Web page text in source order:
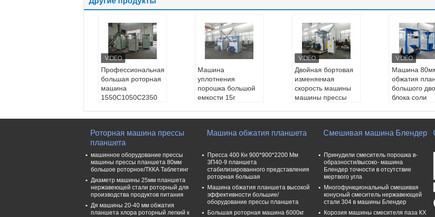
Профессиональная
большая роторная
машина
1550С1050С2350
иаметр:36мм
Стиль:
оторная пресса пл
аншета
Вес машины:6000
кг
Размер машины:
1550С1050С2350м
м
Машина
уплотнения
порошка большой
емкости 15г
иаметр:36мм
оторная пресса пл
аншета
вес машины:6000
размер машины:
1550X1050X2350m
Двойная бортовая
изменяемая
скорость машины
машины прессы
иаметр:36мм
оторная пресса пл
вес машины:6000
размер машины:
1550X1050X2350m
Машина
обжатия
большого
блока соли
Давление:
есса
Емкость:
h
Роторная машина прессы
планшета
машинное оборудование прессы
машины прессы планшета 80мм
большое роторное/ТККА Таблетинг
Диаметр машины 25мм планшета
нержавеющей стали роторный для
производства продуктов питания
Дя машины 20-40 мм обжатия
планшета хлора роторный легкий к
Машина обжатия планшета
Пресса 400 Кн 900*900*2200 Мм
ЗП40-9 планшета
стабилизированного представления
роторная большая
Машина обжатия планшета высокой
эффективности большие/
оборудование прессы планшета
Большая роторная машина 6000кг
Смешивая машина Блендер
Принудили смеситель порошка в-
образности/высоко- машина
Блендер точности в отсутствие
мертвого угла
Многофункциональный смешивая
конусный смеситель нержавеющей
стали 304 в машины Блендер
Корозия машины смесителя паза КХ